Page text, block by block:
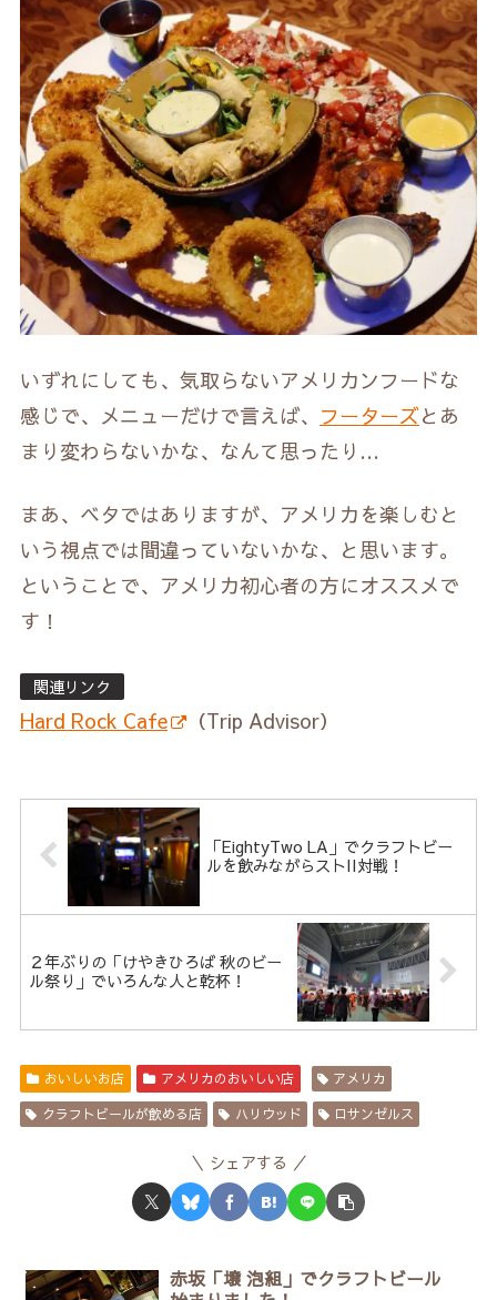
いずれにしても、気取らないアメリカンフードな
感じで、メニューだけで言えば、 フーターズとあ
まり変わらないかな、なんて思ったり…
まあ、ベタではありますが、アメリカを楽しむと
いう視点では間違っていないかな、と思います。
ということで、アメリカ初心者の方にオススメで
す！
関連リンク
Hard Rock Cafe （Trip Advisor）
「EightyTwo LA」でクラフトビー
ルを飲みながらストII対戦！
２年ぶりの「けやきひろば 秋のビー
ル祭り」でいろんな人と乾杯！
おいしいお店 アメリカのおいしい店
アメリカ
クラフトビールが飲める店
ハリウッド ロサンゼルス
シェアする
赤坂「壌 泡組」でクラフトビール